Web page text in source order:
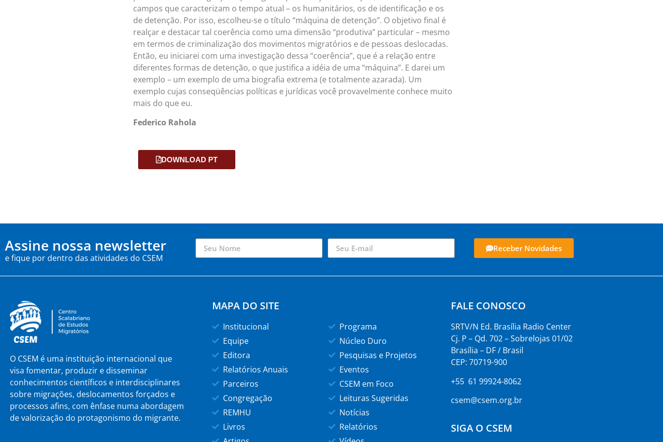
campos que caracterizam o tempo atual – os humanitários, os de identificação e os
de detenção. Por isso, escolheu-se o título “máquina de detenção”. O objetivo final é
realçar e destacar tal coerência como uma dimensão “produtiva” particular – mesmo
em termos de criminalização dos movimentos migratórios e de pessoas deslocadas.
Então, eu iniciarei com uma investigação dessa “coerência”, que é a relação entre
diferentes formas de detenção, o que justifica a idéia de uma “máquina”. E darei um
exemplo – um exemplo de uma biografia extrema (e totalmente azarada). Um
exemplo cujas conseqüências políticas e jurídicas você provavelmente conhece muito
mais do que eu.
Federico Rahola
DOWNLOAD PT
Assine nossa newsletter
e fique por dentro das atividades do CSEM
Receber Novidades
O CSEM é uma instituição internacional que
visa fomentar, produzir e disseminar
conhecimentos científicos e interdisciplinares
sobre migrações, deslocamentos forçados e
processos afins, com ênfase numa abordagem
de valorização do protagonismo do migrante.
MAPA DO SITE
Institucional
Equipe
Editora
Relatórios Anuais
Parceiros
Congregação
REMHU
Livros
Programa
Núcleo Duro
Pesquisas e Projetos
Eventos
CSEM em Foco
Leituras Sugeridas
Notícias
Relatórios
FALE CONOSCO
SRTV/N Ed. Brasília Radio Center
Cj. P – Qd. 702 – Sobrelojas 01/02
Brasília – DF / Brasil
CEP: 70719-900
+55 61 99924-8062
csem@csem.org.br
SIGA O CSEM